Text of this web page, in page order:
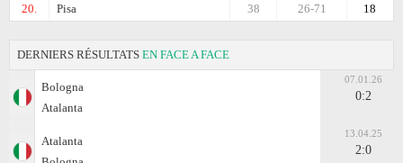
20.
Pisa 18
26-71
38
DERNIERS RÉSULTATS EN FACE A FACE
Bologna
Atalanta
07.01.26
0:2
Atalanta
13.04.25
2:0